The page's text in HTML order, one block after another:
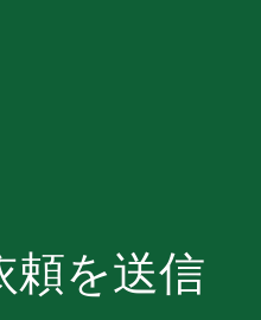
頼を送信